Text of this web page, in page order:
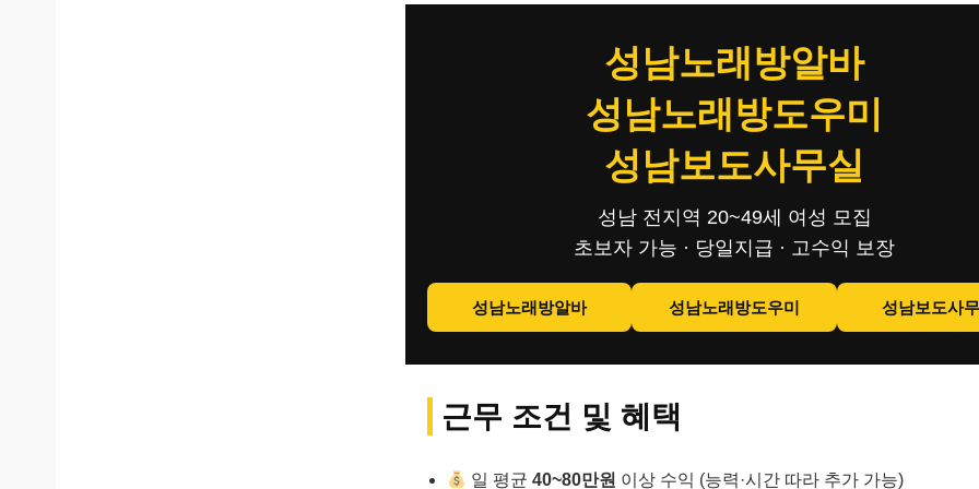
성남노래방알바
성남노래방도우미
성남보도사무실
성남 전지역 20~49세 여성 모집
초보자 가능 · 당일지급 · 고수익 보장
성남노래방알바 성남노래방도우미 성남보도사
근무 조건 및 혜택
일 평균40~80만원 이상 수익 (능력·시간 따라 추가 가능)